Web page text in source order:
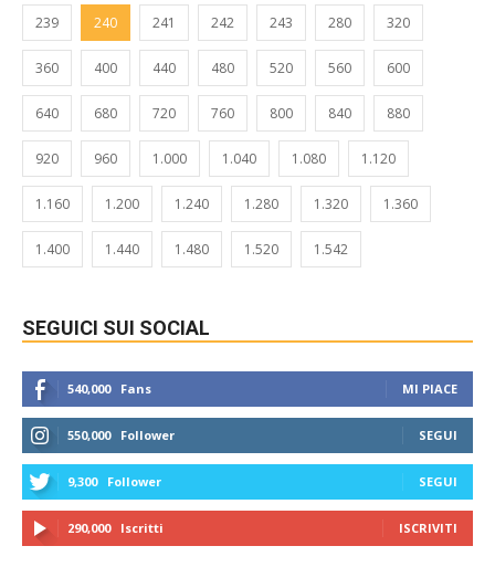
239 240 241 242 243 280 320
360 400 440 480 520 560 600
640 680 720 760 800 840 880
920 960 1.000 1.040 1.080 1.120
1.160 1.200 1.240 1.280 1.320 1.360
1.400 1.440 1.480 1.520 1.542
SEGUICI SUI SOCIAL
540,000 Fans MI PIACE
550,000 Follower SEGUI
9,300 Follower SEGUI
290,000 Iscritti ISCRIVITI